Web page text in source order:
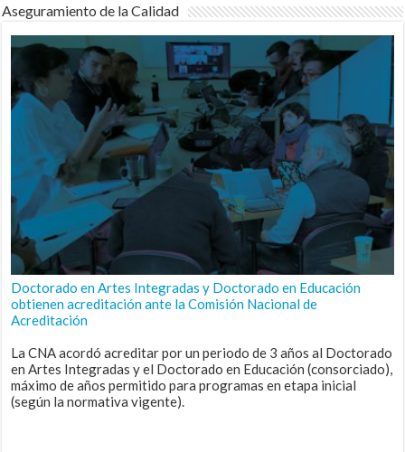
Aseguramiento de la Calidad
Doctorado en Artes Integradas y Doctorado en Educación
obtienen acreditación ante la Comisión Nacional de
Acreditación
La CNA acordó acreditar por un periodo de 3 años al Doctorado
en Artes Integradas y el Doctorado en Educación (consorciado),
máximo de años permitido para programas en etapa inicial
(según la normativa vigente).